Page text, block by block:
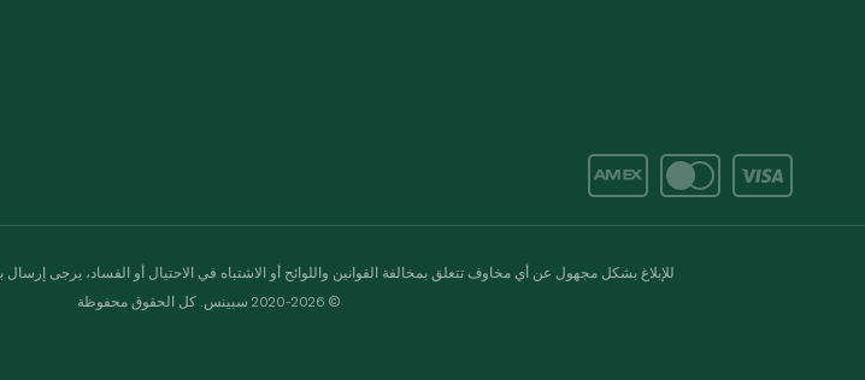
للإبلاغ بشكل مجهول عن أي مخاوف تتعلق بمخالفة القوانين واللوائح أو الاشتباه في الاحتيال أو الفساد، يرجى إرسال
© 2020-2026 سبينس. كل الحقوق محفوظة